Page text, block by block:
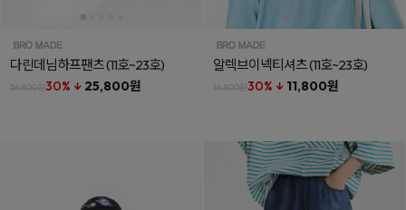
다린데님하프팬츠(11호~23호)
36,800원30% ↓ 25,800원
알렉브이넥티셔츠(11호~23호)
16,800원30% ↓ 11,800원